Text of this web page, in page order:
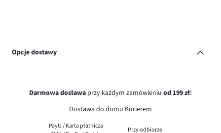
Opcje dostawy
Darmowa dostawa przy każdym zamówieniu od 199 zł!
Dostawa do domu Kurierem
PayU / Karta płatnicza
Przy odbiorze